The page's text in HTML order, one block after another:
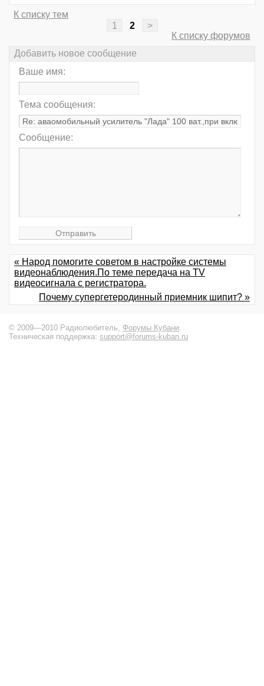
К списку тем
1
2
>
К списку форумов
Добавить новое сообщение
Ваше имя:
Тема сообщения:
Сообщение:
« Народ помогите советом в настройке системы
видеонаблюдения.По теме передача на TV
видеосигнала с регистратора.
Почему супергетеродинный приемник шипит? »
© 2009—2010 Радиолюбитель, Форумы Кубани.
Техническая поддержка: support@forums-kuban.ru